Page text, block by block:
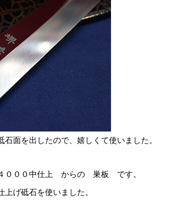
面を出したので、嬉しくて使いました。
０００中仕上 からの 巣板 です。
げ砥石を使いました。